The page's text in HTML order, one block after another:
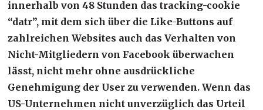
innerhalb von 48 Stunden das tracking-cookie
“datr”, mit dem sich über die Like-Buttons auf
zahlreichen Websites auch das Verhalten von
Nicht-Mitgliedern von Facebook überwachen
lässt, nicht mehr ohne ausdrückliche
Genehmigung der User zu verwenden.Wenn das
US-Unternehmen nicht unverzüglich das Urteil